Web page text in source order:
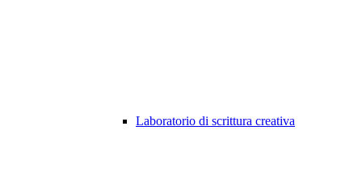
Laboratorio di scrittura creativa